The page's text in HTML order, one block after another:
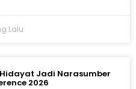
Lalu
Jadi Narasumber
2026